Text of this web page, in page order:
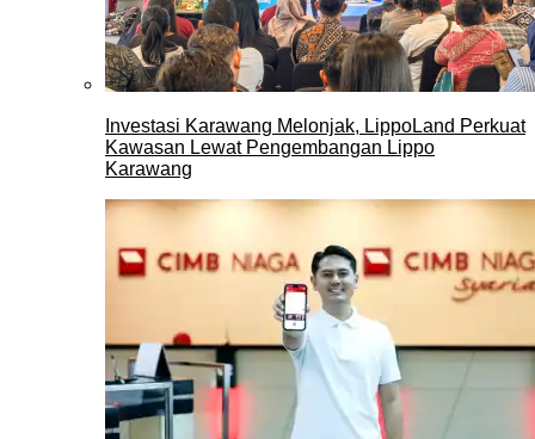
Investasi Karawang Melonjak, LippoLand Perkuat
Kawasan Lewat Pengembangan Lippo
Karawang